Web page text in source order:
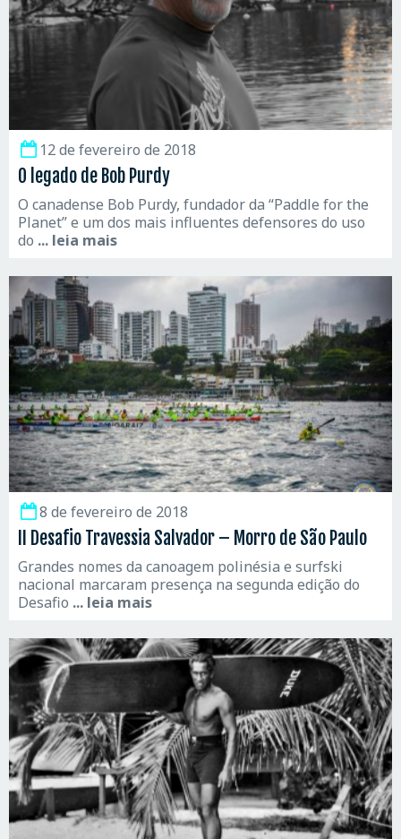
12 de fevereiro de 2018
O legado de Bob Purdy
O canadense Bob Purdy, fundador da “Paddle for the
Planet” e um dos mais influentes defensores do uso
do ... leia mais
8 de fevereiro de 2018
II Desafio Travessia Salvador – Morro de São Paulo
Grandes nomes da canoagem polinésia e surfski
nacional marcaram presença na segunda edição do
Desafio ... leia mais